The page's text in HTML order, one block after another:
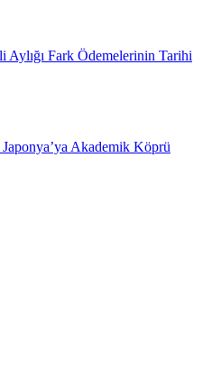
Aylığı Fark Ödemelerinin Tarihi
Akademik Köprü